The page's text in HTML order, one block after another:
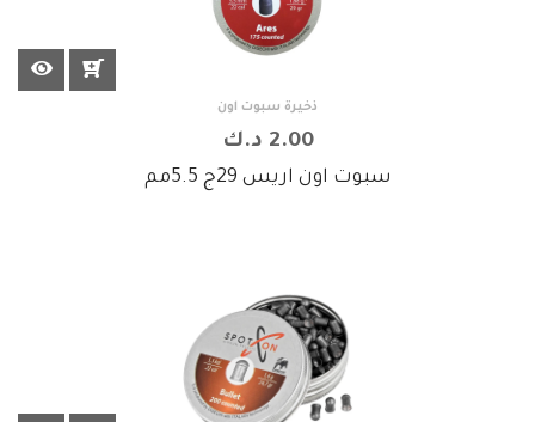
ذخيرة سبوت اون
2.00 د.ك
سبوت اون اريس 29ج 5.5مم